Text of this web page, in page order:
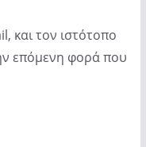
και τον ιστότοπο
επόμενη φορά που